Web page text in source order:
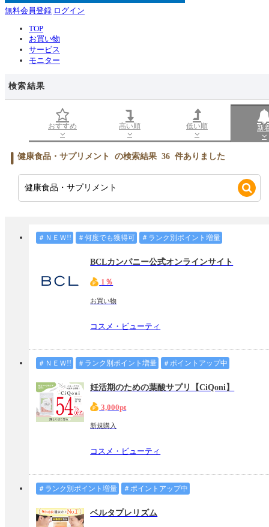
無料会員登録 ログイン
TOP
お買い物
サービス
モニター
検索結果
おすすめ 高い順 低い順 新
健康食品・サプリメント の検索結果 36 件ありました
＃ＮＥＷ!! ＃何度でも獲得可 ＃ランク別ポイント増量
BCLカンパニー公式オンラインサイト
1％
お買い物
コスメ・ビューティ
＃ＮＥＷ!! ＃ランク別ポイント増量 ＃ポイントアップ中
妊活期のための葉酸サプリ【CiQoni】
3,000pt
新規購入
コスメ・ビューティ
＃ランク別ポイント増量 ＃ポイントアップ中
ベルタプレリズム